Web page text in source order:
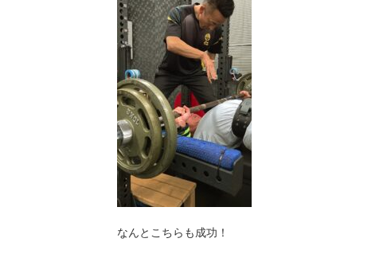
なんとこちらも成功！